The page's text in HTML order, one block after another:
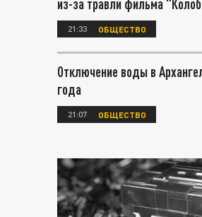
из-за травли фильма
21:33 ОБЩЕСТВО
Отключение воды в
года
21:07 ОБЩЕСТВО